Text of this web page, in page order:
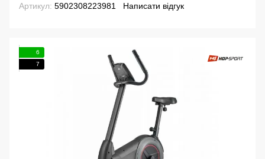
Артикул: 5902308223981 Написати відгук
6
7